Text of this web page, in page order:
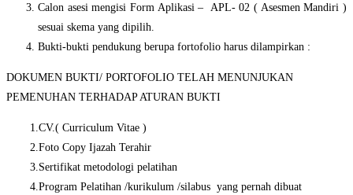
Calon asesi mengisi Form Aplikasi – APL- 02 ( Asesmen Mandiri )
sesuai skema yang dipilih.
Bukti-bukti pendukung berupa fortofolio harus dilampirkan :
DOKUMEN BUKTI/ PORTOFOLIO TELAH MENUNJUKAN
PEMENUHAN TERHADAP ATURAN BUKTI
1.CV.( Curriculum Vitae )
2.Foto Copy Ijazah Terahir
3.Sertifikat metodologi pelatihan
4.Program Pelatihan /kurikulum /silabus yang pernah dibuat